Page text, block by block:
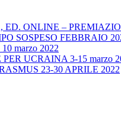
ED. ONLINE –
SOSPESO FEBBRAIO
marzo 2022
UCRAINA 3-15 marzo
23-30 APRILE 2022